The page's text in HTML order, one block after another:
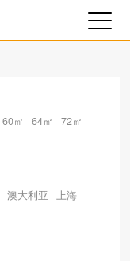
60㎡ 64㎡
72㎡
澳大利亚
上海